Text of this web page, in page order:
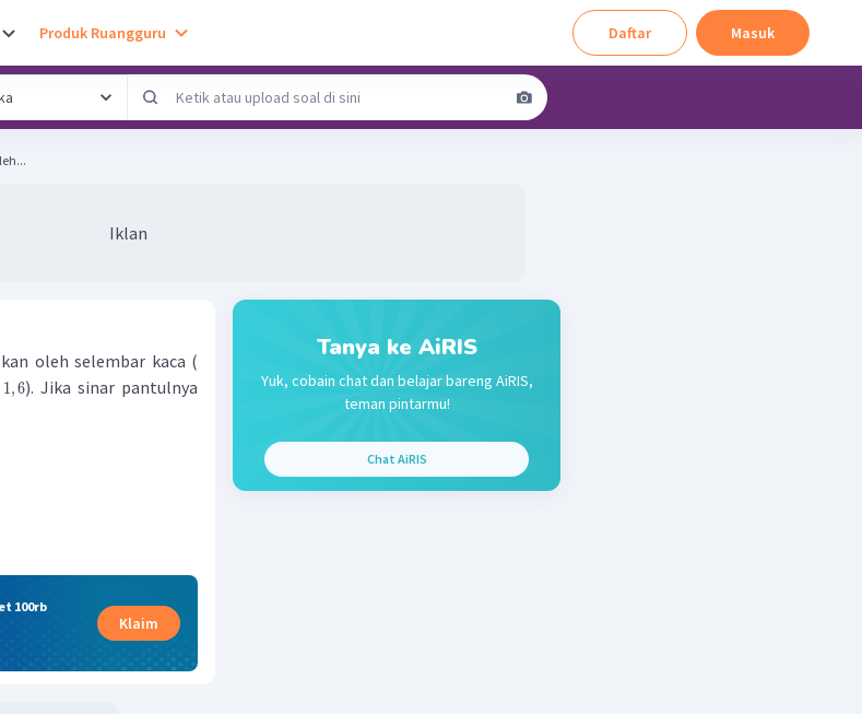
Produk Ruangguru Daftar Masuk
Iklan
oleh selembar kaca (
1,6). Jika sinar pantulnya
100rb
Klaim
Tanya ke AiRIS
Yuk, cobain chat dan belajar bareng AiRIS,
teman pintarmu!
Chat AiRIS